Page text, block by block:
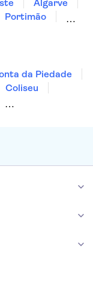
Algarve
Portimão
da Piedade
Coliseu